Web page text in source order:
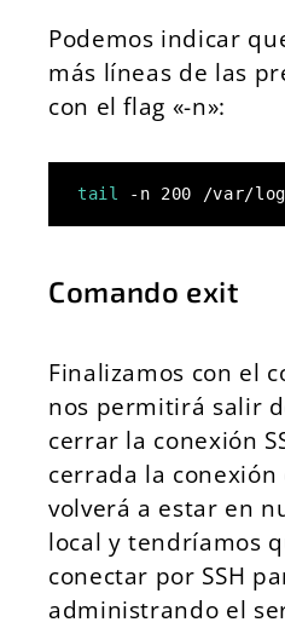
Podemos indicar
más líneas de las
con el flag «-n»:
tail -n 200 /var/
Comando exit
Finalizamos con el
nos permitirá salir
cerrar la conexión
cerrada la
volverá a estar en
local y tendríamos
conectar por SSH
administrando el